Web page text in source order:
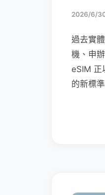
2026/6/
過去實
機、申
eSIM 正
的新標準